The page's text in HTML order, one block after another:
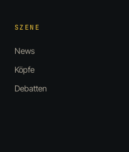
SZENE
News
Köpfe
Debatten